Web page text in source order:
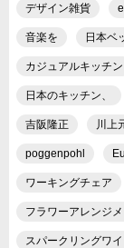
デザイン雑貨
音楽を 日本ベ
カジュアルキッチン
日本のキッチン、
吉阪隆正 川上
poggenpohl
ワーキングチェア
フラワーアレンジメ
スパークリングワ